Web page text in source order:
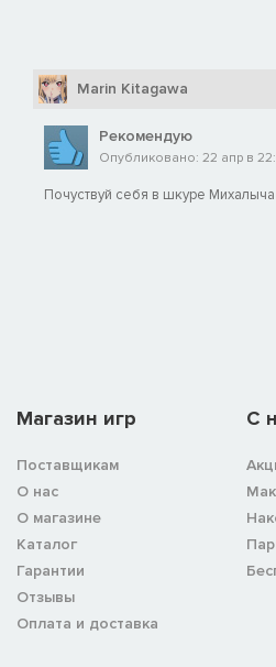
Marin Kitagawa
Рекомендую
Опубликовано: 22 апр в
Почуствуй себя в шкуре Михалыча
Магазин игр
Поставщикам
О нас
О магазине
Каталог
Гарантии
Отзывы
Оплата и доставка
C